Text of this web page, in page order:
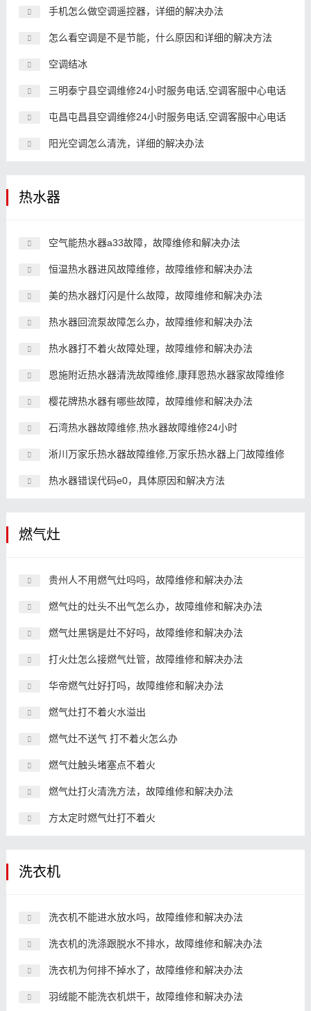
手机怎么做空调遥控器，详细的解决办法
怎么看空调是不是节能，什么原因和详细的解决方法
空调结冰
三明泰宁县空调维修24小时服务电话,空调客服中心电话
屯昌屯昌县空调维修24小时服务电话,空调客服中心电话
阳光空调怎么清洗，详细的解决办法
热水器
空气能热水器a33故障，故障维修和解决办法
恒温热水器进风故障维修，故障维修和解决办法
美的热水器灯闪是什么故障，故障维修和解决办法
热水器回流泵故障怎么办，故障维修和解决办法
热水器打不着火故障处理，故障维修和解决办法
恩施附近热水器清洗故障维修,康拜恩热水器家故障维修
樱花牌热水器有哪些故障，故障维修和解决办法
石湾热水器故障维修,热水器故障维修24小时
淅川万家乐热水器故障维修,万家乐热水器上门故障维修
热水器错误代码e0，具体原因和解决方法
燃气灶
贵州人不用燃气灶吗吗，故障维修和解决办法
燃气灶的灶头不出气怎么办，故障维修和解决办法
燃气灶黑锅是灶不好吗，故障维修和解决办法
打火灶怎么接燃气灶管，故障维修和解决办法
华帝燃气灶好打吗，故障维修和解决办法
燃气灶打不着火水溢出
燃气灶不送气 打不着火怎么办
燃气灶触头堵塞点不着火
燃气灶打火清洗方法，故障维修和解决办法
方太定时燃气灶打不着火
洗衣机
洗衣机不能进水放水吗，故障维修和解决办法
洗衣机的洗涤跟脱水不排水，故障维修和解决办法
洗衣机为何排不掉水了，故障维修和解决办法
羽绒能不能洗衣机烘干，故障维修和解决办法